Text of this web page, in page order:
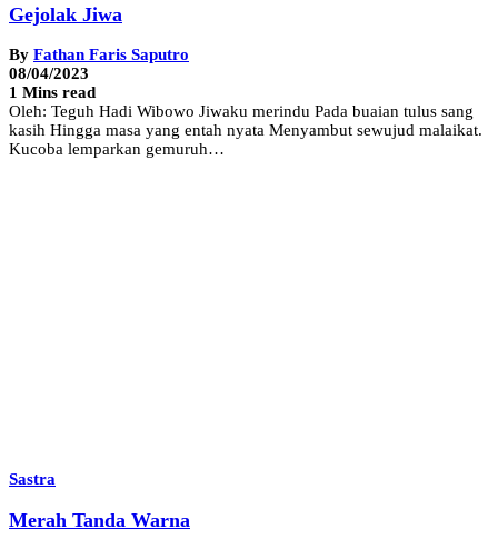
Gejolak Jiwa
By Fathan Faris Saputro
08/04/2023
1 Mins read
Oleh: Teguh Hadi Wibowo Jiwaku merindu Pada buaian tulus sang
kasih Hingga masa yang entah nyata Menyambut sewujud malaikat.
Kucoba lemparkan gemuruh…
Sastra
Merah Tanda Warna